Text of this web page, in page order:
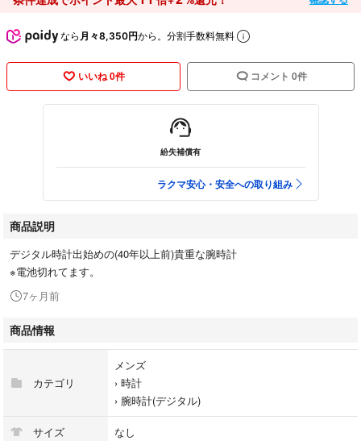
なら 月々8,350円から。分割手数料無料
いいね 0件 コメント 0件
紛失補償有
ラクマ安心・安全への取り組み
商品説明
デジタル時計出始めの(40年以上前)貴重な腕時計
※電池切れてます。
7ヶ月前
商品情報
カテゴリ
メンズ
› 時計
› 腕時計(デジタル)
サイズ なし